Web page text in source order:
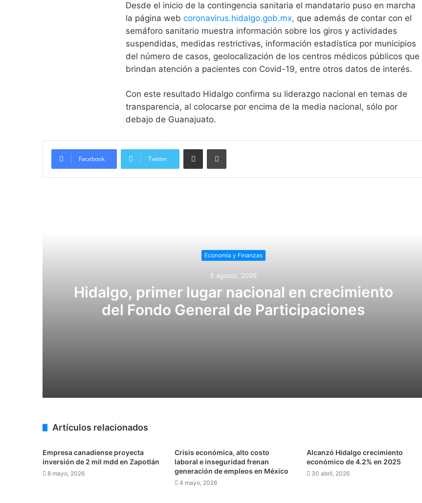
Desde el inicio de la contingencia sanitaria el mandatario puso en marcha
la página web coronavirus.hidalgo.gob.mx, que además de contar con el
semáforo sanitario muestra información sobre los giros y actividades
suspendidas, medidas restrictivas, información estadística por municipios
del número de casos, geolocalización de los centros médicos públicos que
brindan atención a pacientes con Covid-19, entre otros datos de interés.
Con este resultado Hidalgo confirma su liderazgo nacional en temas de
transparencia, al colocarse por encima de la media nacional, sólo por
debajo de Guanajuato.
Facebook Twitter
Compartir vía email Imprimir
Economía y Finanzas
5 agosto, 2026
Hidalgo, primer lugar nacional en crecimiento
del Fondo General de Participaciones
Alcanzó Hidalgo un crecimiento anual de 8.2% en el primer trimestre de 2026
29 julio, 2026
Suma Hidalgo tres años consecutivos de mejora en su calidad crediticia
Artículos relacionados
Empresa canadiense proyecta
inversión de 2 mil mdd en Zapotlán
8 mayo, 2026
Crisis económica, alto costo
laboral e inseguridad frenan
generación de empleos en México
4 mayo, 2026
Alcanzó Hidalgo crecimiento
económico de 4.2% en 2025
30 abril, 2026